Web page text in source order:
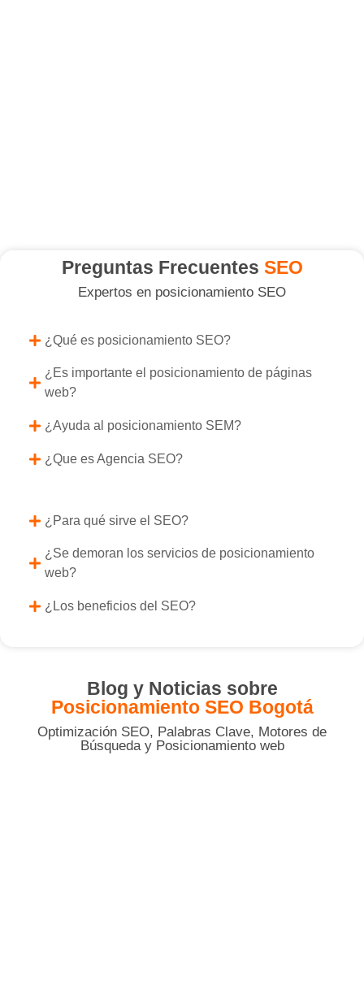
Preguntas Frecuentes SEO
Expertos en posicionamiento SEO
¿Qué es posicionamiento SEO?
¿Es importante el posicionamiento de páginas
web?
¿Ayuda al posicionamiento SEM?
¿Que es Agencia SEO?
¿Para qué sirve el SEO?
¿Se demoran los servicios de posicionamiento
web?
¿Los beneficios del SEO?
Blog y Noticias sobre
Posicionamiento SEO Bogotá
Optimización SEO, Palabras Clave, Motores de
Búsqueda y Posicionamiento web